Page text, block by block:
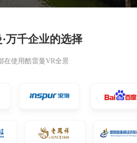
万千企业的选择
在使用酷雷曼VR全景